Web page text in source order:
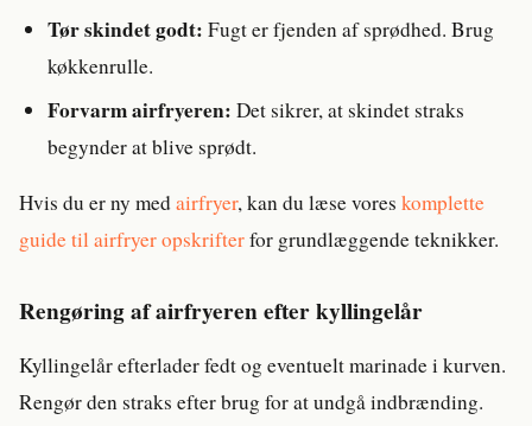
Tør skindet godt: Fugt er fjenden af sprødhed. Brug
køkkenrulle.
Forvarm airfryeren: Det sikrer, at skindet straks
begynder at blive sprødt.
Hvis du er ny medairfryer, kan du læse vores komplette
guide til airfryer opskrifterfor grundlæggende teknikker.
Rengøring af airfryeren efter kyllingelår
Kyllingelår efterlader fedt og eventuelt marinade i kurven.
Rengør den straks efter brug for at undgå indbrænding.